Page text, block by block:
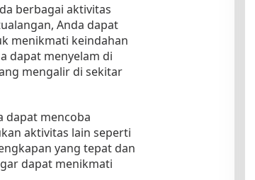
berbagai aktivitas
Anda dapat
menikmati keindahan
dapat menyelam di
mengalir di sekitar
dapat mencoba
aktivitas lain seperti
yang tepat dan
dapat menikmati